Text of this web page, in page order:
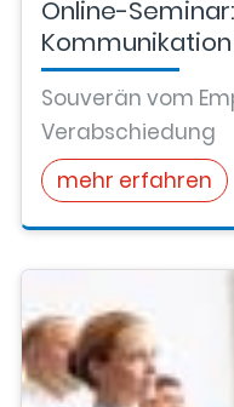
Online-
Souverän vom
Verabschiedung
mehr erfahren